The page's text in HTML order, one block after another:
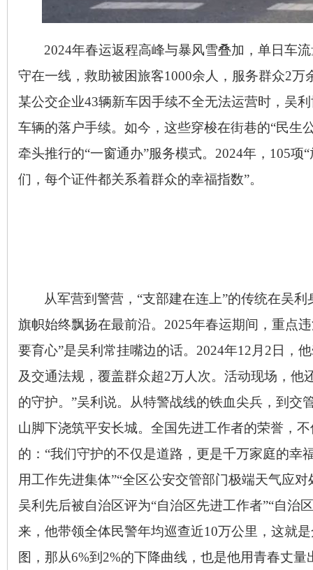
2024年春运返程高峰与暴风雪叠加，单日车
守在一线，救助被困旅客1000余人，服务群众2万
某公交企业43辆新车因手续不全无法运营时，吴
车辆的落户手续。如今，这些穿梭在街巷的“民生
牵头推行的“一窗通办”服务模式。 2024年， 105项
们，每个证件都关系着群众的幸福指数”。
从军营到警营， “支部建在连上”的传统在吴
旗帜始终飘扬在最前沿。 2025年春运期间，重点
要育心”是吴利常挂嘴边的话。 2024年12 月 2 日，
及交通法规，覆盖群众超2万人次。活动现场，他
的守护。”吴利说。从特警战线的铁血尖兵，到
山脚下浇筑平安长城。全国先进工作者的荣誉，
的：“我们守护的不仅是道路，更是千万家庭的幸
用工作先进集体”“全区公安交管部门极端天气应
吴利先后被自治区评为“自治区先进工作者”“自治
来，他带领全体民警年均巡查近10万公里，这就
图，那从6%到 2%的下降曲线，也是他用青春丈量